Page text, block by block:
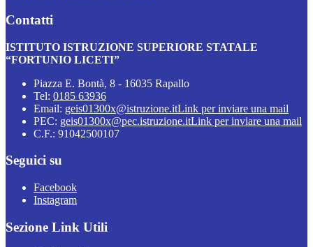
Contatti
ISTITUTO ISTRUZIONE SUPERIORE STATALE
“FORTUNIO LICETI”
Piazza E. Bontà, 8 - 16035 Rapallo
Tel: 0185 63936
Email: geis01300x@istruzione.itLink per inviare una mail
PEC: geis01300x@pec.istruzione.itLink per inviare una mail
C.F.: 91042500107
Seguici su
Facebook
Instagram
Sezione Link Utili